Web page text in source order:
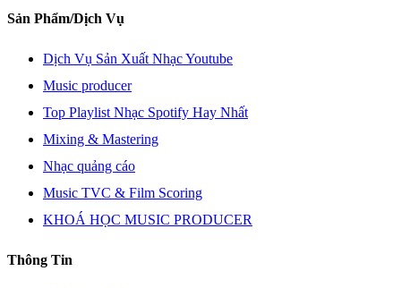
Sản Phẩm/Dịch Vụ
Dịch Vụ Sản Xuất Nhạc Youtube
Music producer
Top Playlist Nhạc Spotify Hay Nhất
Mixing & Mastering
Nhạc quảng cáo
Music TVC & Film Scoring
KHOÁ HỌC MUSIC PRODUCER
Thông Tin